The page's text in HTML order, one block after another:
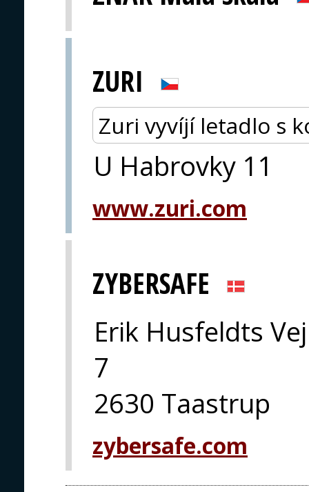
ZURI
Zuri vyvíjí letadlo s
U Habrovky 11
www.zuri.com
ZYBERSAFE
Erik Husfeldts Vej
7
2630 Taastrup
zybersafe.com